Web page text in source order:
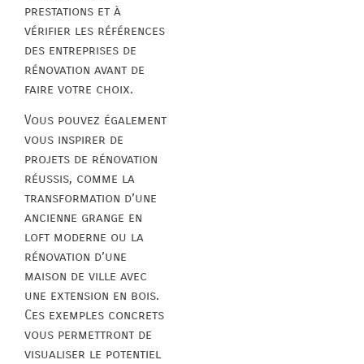
prestations et à
vérifier les références
des entreprises de
rénovation avant de
faire votre choix.
Vous pouvez également
vous inspirer de
projets de rénovation
réussis, comme la
transformation d’une
ancienne grange en
loft moderne ou la
rénovation d’une
maison de ville avec
une extension en bois.
Ces exemples concrets
vous permettront de
visualiser le potentiel